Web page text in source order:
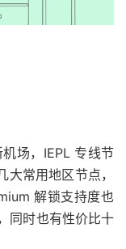
场，IEPL 专线节
常用地区节点，
解锁支持度也
同时也有性价比十